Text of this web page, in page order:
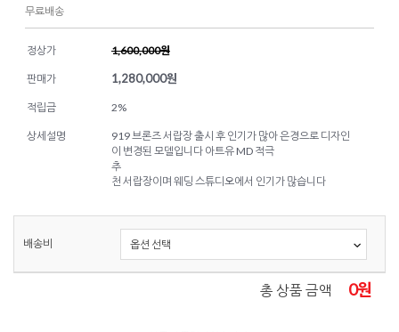
무료배송
정상가 1,600,000원
판매가 1,280,000원
적립금 2%
상세설명
919 브론즈 서랍장 출시 후 인기가 많아 은경으로 디자인
이 변경된 모델입니다 아트유 MD 적극
추
천 서랍장이며 웨딩 스튜디오에서 인기가 많습니다
배송비
총 상품 금액 0원